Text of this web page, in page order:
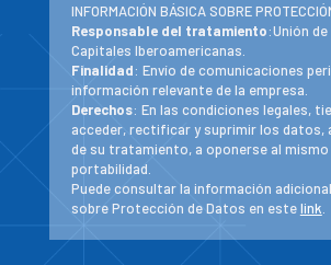
INFORMACIÓN BÁSICA SOBRE
Responsable del tratamiento:Unión
Capitales Iberoamericanas.
Finalidad: Envío de comunicaciones
información relevante de la empresa.
Derechos: En las condiciones legales,
acceder, rectificar y suprimir los datos,
de su tratamiento, a oponerse al mismo
portabilidad.
Puede consultar la información
sobre Protección de Datos en estelink